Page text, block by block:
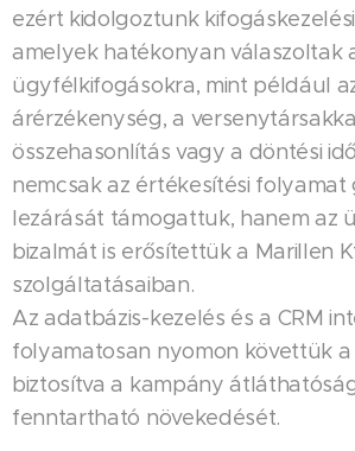
ezért kidolgoztunk
amelyek hatékonyan válaszoltak
ügyfélkifogásokra, mint például
árérzékenység, a
összehasonlítás vagy a döntési
nemcsak az értékesítési
lezárását támogattuk, hanem az
bizalmát is erősítettük a Marillen
szolgáltatásaiban.
Az adatbázis-kezelés és a CRM
folyamatosan nyomon követtük
biztosítva a kampány
fenntartható növekedését.